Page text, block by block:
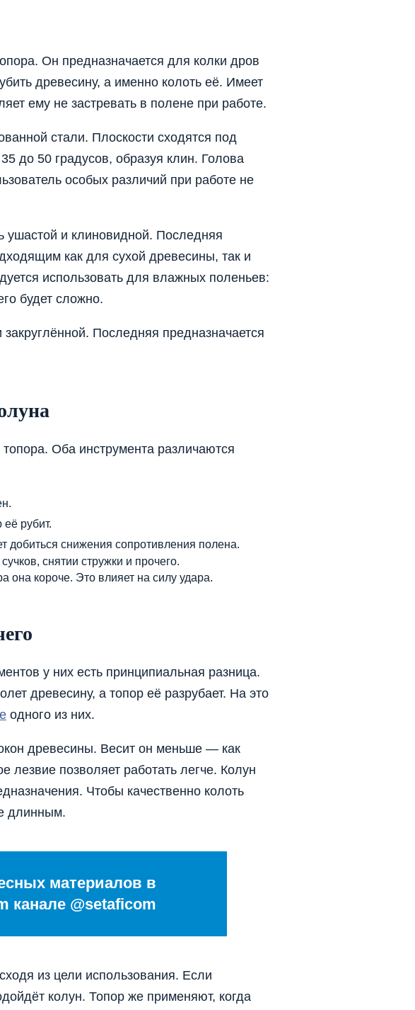
Он предназначается для колки дров
древесину, а именно колоть её. Имеет
ему не застревать в полене при работе.
стали. Плоскости сходятся под
до 50 градусов, образуя клин. Голова
особых различий при работе не
и клиновидной. Последняя
как для сухой древесины, так и
использовать для влажных поленьев:
будет сложно.
Последняя предназначается
Оба инструмента различаются
её рубит.
добиться снижения сопротивления полена.
снятии стружки и прочего.
она короче. Это влияет на силу удара.
у них есть принципиальная разница.
древесину, а топор её разрубает. На это
одного из них.
древесины. Весит он меньше — как
позволяет работать легче. Колун
Чтобы качественно колоть
длинным.
материалов в
канале @setaficom
из цели использования. Если
колун. Топор же применяют, когда